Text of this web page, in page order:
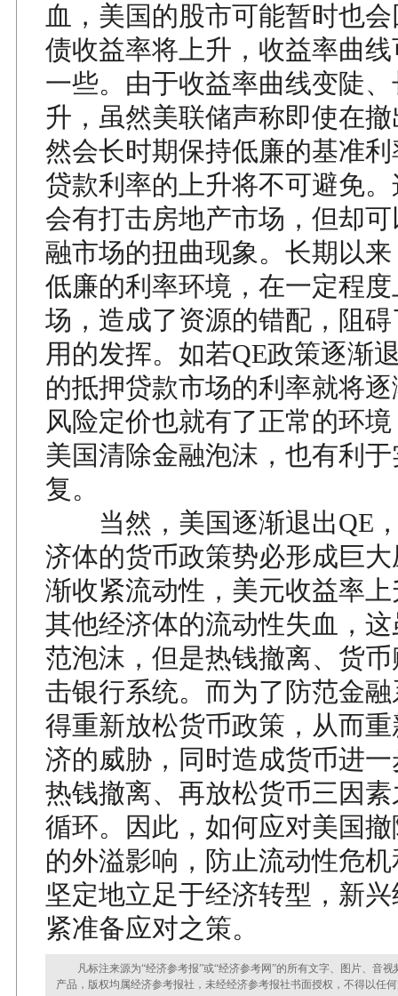
血，美国的股市可能暂时也
债收益率将上升，收益率曲
一些。由于收益率曲线变陡
升，虽然美联储声称即使在
然会长时期保持低廉的基准
贷款利率的上升将不可避免
会有打击房地产市场，但却
融市场的扭曲现象。长期以
低廉的利率环境，在一定程
场，造成了资源的错配，阻
用的发挥。如若QE政策逐渐
的抵押贷款市场的利率就将
风险定价也就有了正常的环
美国清除金融泡沫，也有利
复。
当然，美国逐渐退出QE
济体的货币政策势必形成巨
渐收紧流动性，美元收益率
其他经济体的流动性失血，
范泡沫，但是热钱撤离、货
击银行系统。而为了防范金
得重新放松货币政策，从而
济的威胁，同时造成货币进
热钱撤离、再放松货币三因
循环。因此，如何应对美国
的外溢影响，防止流动性危
坚定地立足于经济转型，新
紧准备应对之策。
凡标注来源为“经济参考报”或“经济参考网”的所有文字、图片、音视
产品，版权均属经济参考报社，未经经济参考报社书面授权，不得以任